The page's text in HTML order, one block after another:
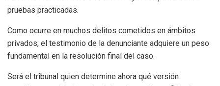
pruebas practicadas.
Como ocurre en muchos delitos cometidos en ámbitos
privados, el testimonio de la denunciante adquiere un peso
fundamental en la resolución final del caso.
Será el tribunal quien determine ahora qué versión